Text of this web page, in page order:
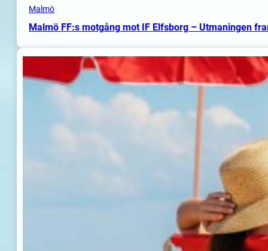
Malmö
Malmö FF:s motgång mot IF Elfsborg – Utmaningen